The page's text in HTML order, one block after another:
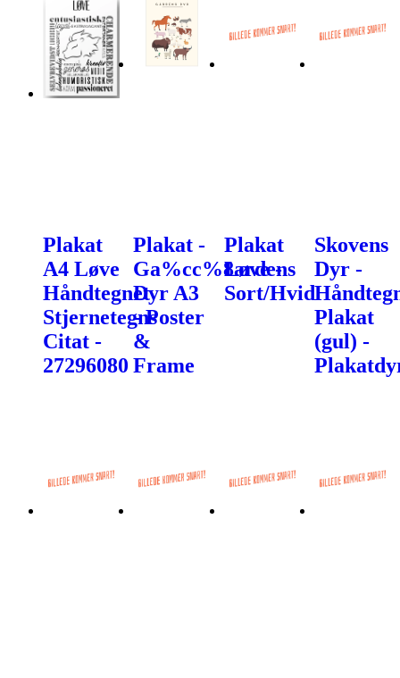
Plakat
A4 Løve
Håndtegnet
Stjernetegns
Citat -
27296080
Plakat -
Ga%cc%8ardens
Dyr A3
- Poster
&
Frame
Plakat
Løve -
Sort/Hvid
Skovens
Dyr -
Plakat
(gul) -